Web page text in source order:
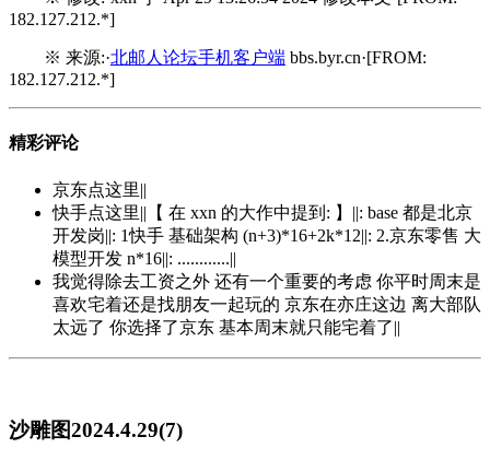
182.127.212.*]
※ 来源:·北邮人论坛手机客户端 bbs.byr.cn·[FROM:
182.127.212.*]
精彩评论
京东点这里||
快手点这里||【 在 xxn 的大作中提到: 】||: base 都是北京
开发岗||: 1快手 基础架构 (n+3)*16+2k*12||: 2.京东零售 大
模型开发 n*16||: ............||
我觉得除去工资之外 还有一个重要的考虑 你平时周末是
喜欢宅着还是找朋友一起玩的 京东在亦庄这边 离大部队
太远了 你选择了京东 基本周末就只能宅着了||
沙雕图2024.4.29(7)